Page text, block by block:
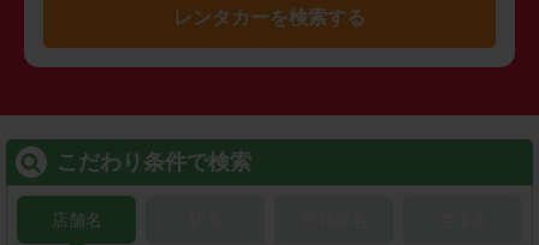
レンタカーを検索する
こだわり条件で検索
店舗名